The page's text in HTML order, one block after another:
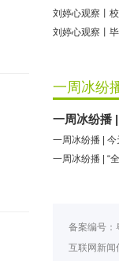
刘婷心观察丨
刘婷心观察丨
一周冰纷
一周冰纷播
一周冰纷播 | 今
备案编号：
互联网新